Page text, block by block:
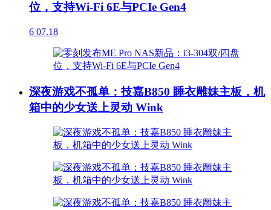
位，支持Wi-Fi 6E与PCIe Gen4
6 07.18
深夜游戏不孤单：技嘉B850 睡衣雕妹主板，机
箱中的少女送上灵动 Wink